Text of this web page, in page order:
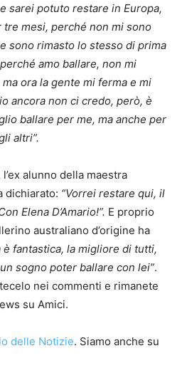
sarei potuto restare in Europa,
mesi, perché non mi sono
sono rimasto lo stesso di prima
amo ballare, non mi
ora la gente mi ferma e mi
ancora non ci credo, però, è
ballare per me, ma anche per
altri”.
alunno della maestra
dichiarato: “Vorrei restare qui, il
Elena D’Amario!”. E proprio
australiano d’origine ha
è fantastica, la migliore di tutti,
sogno poter ballare con lei”.
nei commenti e rimanete
su Amici.
delle Notizie. Siamo anche su